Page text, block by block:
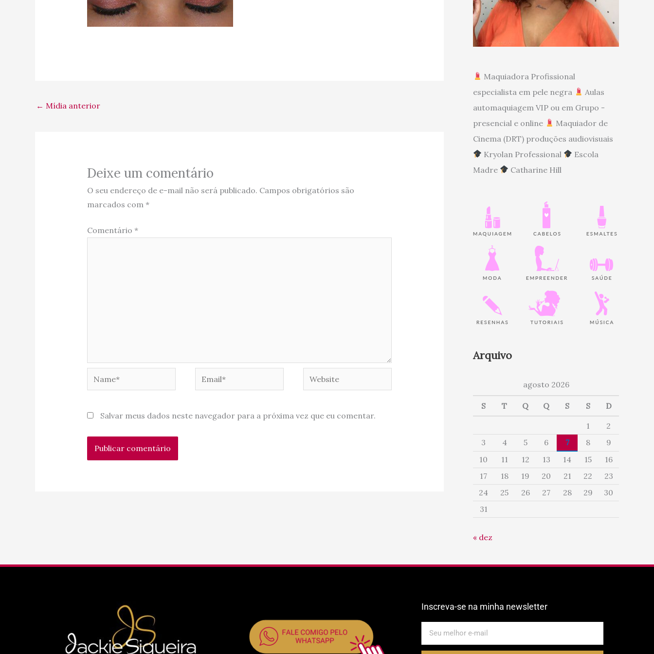
← Mídia anterior
Deixe um comentário
O seu endereço de e-mail não será publicado. Campos obrigatórios são
marcados com *
Comentário *
Website
Salvar meus dados neste navegador para a próxima vez que eu comentar.
Maquiadora Profissional
especialista em pele negra
Aulas
automaquiagem VIP ou em Grupo -
presencial e online
Maquiador de
Cinema (DRT) produções audiovisuais
Kryolan Professional
Escola
Madre
Catharine Hill
Arquivo
agosto 2026
S T Q Q S S D
1
2
3
4 5 6 7 8
9
10
11 12 13 14 15
16
17
18 19 20 21 22
23
24
25 26 27 28 29
30
31
« dez
Inscreva-se na minha newsletter